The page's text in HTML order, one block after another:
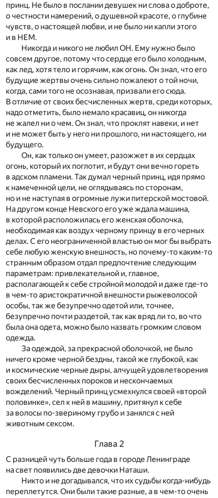
принц. Не было в послании девушек ни слова о доброте,
о честности намерений, о душевной красоте, о глубине
чувств, о настоящей любви, и не было ни капли этого
и в НЕМ.
Никогда и никого не любил ОН. Ему нужно было
совсем другое, потому что сердце его было холодным,
как лед, хотя тело и горячим, как огонь. Он знал, что его
будущие жертвы очень сильно пожалеют о той ночи,
когда, сами того не осознавая, призвали его сюда.
В отличие от своих бесчисленных жертв, среди которых,
надо отметить, было немало красавиц, он никогда
не жалел ни о чем. Он знал, что проклят навеки, и нет
и не может быть у него ни прошлого, ни настоящего, ни
будущего.
Он, как только он умеет, разожжет в их сердцах
огонь, который их поглотит, и будут они вечно гореть
в адском пламени. Так думал черный принц, идя прямо
к намеченной цели, не оглядываясь по сторонам,
но и не наступая в огромные лужи питерской мостовой.
На другом конце Невского его уже ждала машина,
в которой расположилась его женская оболочка,
необходимая как воздух черному принцу в его черных
делах. С его неограниченной властью он мог бы выбрать
себе любую женскую внешность, но почему-то каким-то
странным образом отдал предпочтение следующим
параметрам: привлекательной и, главное,
располагающей к себе стройной молодой и даже где-то
в чем-то аристократичной внешности рыжеволосой
особы, так же безупречно одетой или, точнее,
безупречно почти раздетой, так как вряд ли то, во что
была она одета, можно было назвать громким словом
одежда.
За одеждой, за прекрасной оболочкой, не было
ничего кроме черной бездны, такой же глубокой, как
и космические черные дыры, алчущей удовлетворения
своих бесчисленных пороков и нескончаемых
вожделений. Черный принц усмехнулся своей «второй
половинке», сел к ней в машину, притянул к себе
за волосы по-звериному грубо и занялся с ней
животным сексом.
Глава 2
С разницей чуть больше года в городе Ленинграде
на свет появились две девочки Наташи.
Никто и не догадывался, что их судьбы когда-нибудь
переплетутся. Они были такие разные, а в чем-то очень